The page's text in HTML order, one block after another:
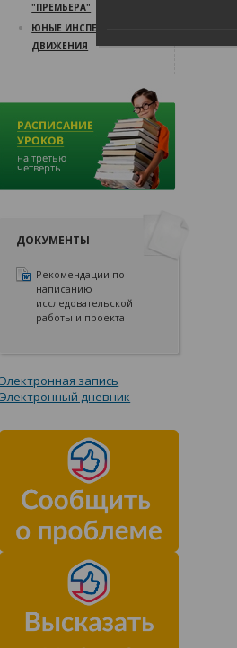
"ПРЕМЬЕРА"
ЮНЫЕ ИНСПЕКТОРА
ДВИЖЕНИЯ
ДОКУМЕНТЫ
Рекомендации по
написанию
исследовательской
работы и проекта
Электронная запись
Электронный дневник